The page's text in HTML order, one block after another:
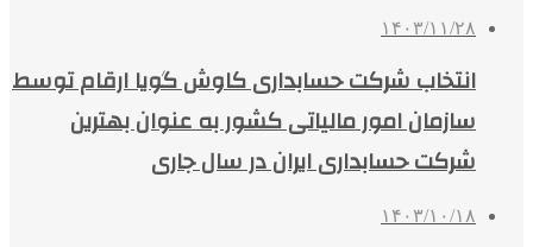
۱۴۰۳/۱۱/۲۸
انتخاب شرکت حسابداری کاوش گویا ارقام توسط
سازمان امور مالیاتی کشور به عنوان بهترین
شرکت حسابداری ایران در سال جاری
۱۴۰۳/۱۰/۱۸